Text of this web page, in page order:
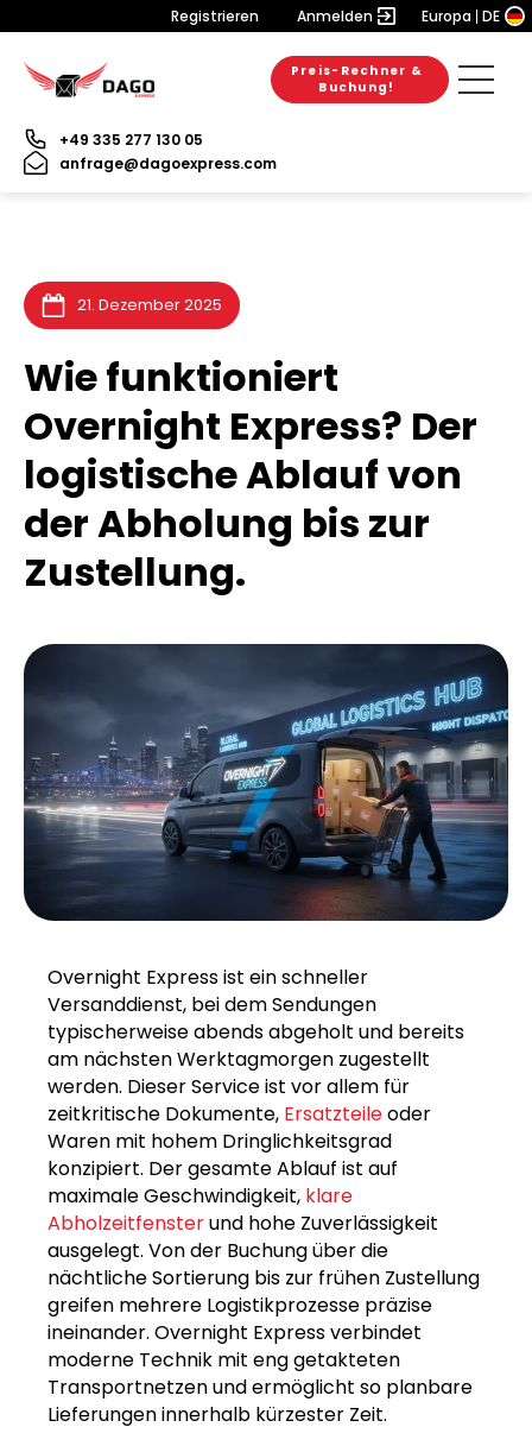
Registrieren Anmelden Europa DE
Preis-Rechner &
Buchung!
+49 335 277 130 05
anfrage@dagoexpress.com
21. Dezember 2025
Wie funktioniert
Overnight Express? Der
logistische Ablauf von
der Abholung bis zur
Zustellung.
Overnight Express ist ein schneller
Versanddienst, bei dem Sendungen
typischerweise abends abgeholt und bereits
am nächsten Werktagmorgen zugestellt
werden. Dieser Service ist vor allem für
zeitkritische Dokumente, Ersatzteileoder
Waren mit hohem Dringlichkeitsgrad
konzipiert. Der gesamte Ablauf ist auf
maximale Geschwindigkeit, klare
Abholzeitfensterund hohe Zuverlässigkeit
ausgelegt. Von der Buchung über die
nächtliche Sortierung bis zur frühen Zustellung
greifen mehrere Logistikprozesse präzise
ineinander. Overnight Express verbindet
moderne Technik mit eng getakteten
Transportnetzen und ermöglicht so planbare
Lieferungen innerhalb kürzester Zeit.
28. Juli 2026
28. Juli 2026
25. Juli 2026